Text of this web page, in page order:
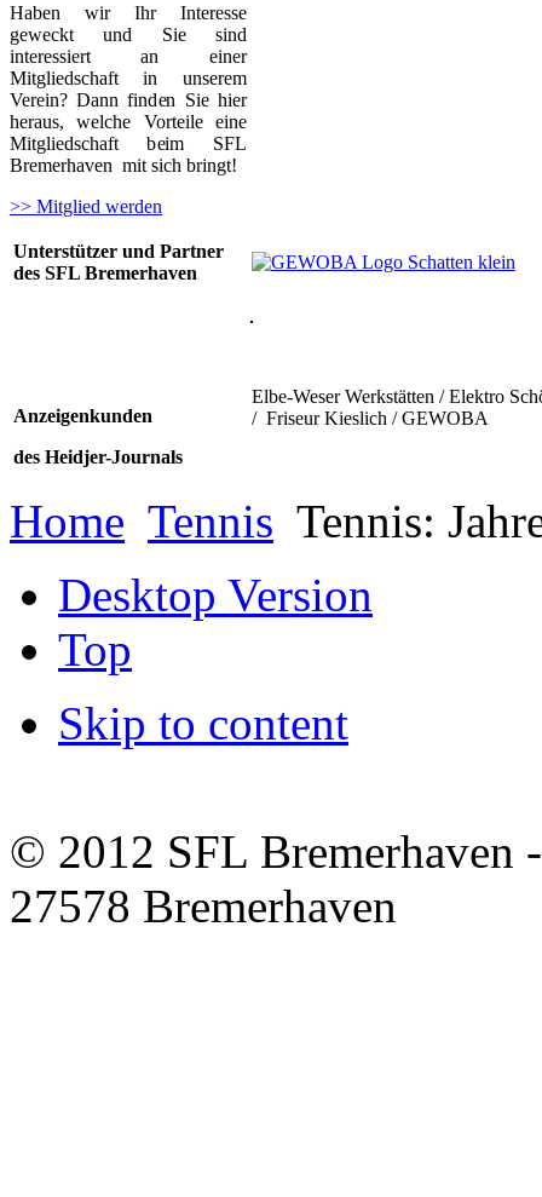
Haben wir Ihr Interesse
geweckt und Sie sind
interessiert an einer
Mitgliedschaft in unserem
Verein? Dann finden Sie hier
heraus, welche Vorteile eine
Mitgliedschaft beim SFL
Bremerhaven mit sich bringt!
>> Mitglied werden
Unterstützer und Partner
des SFL Bremerhaven
Anzeigenkunden
des Heidjer-Journals
Elbe-Weser Werkstätten / Elektro
/ Friseur Kieslich / GEWOBA
Home Tennis Tennis:
Desktop Version
Top
Skip to content
© 2012 SFL Bremerhaven
27578 Bremerhaven